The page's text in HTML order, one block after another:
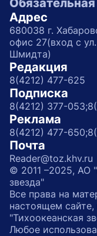
Адрес
680038 г.
офис 27(вход с
Шмидта)
Редакция
8(4212) 477-625
Подписка
8(4212) 377-053;
Реклама
8(4212) 477-650;
Почта
Reader@toz.khv.ru
© 2011 –2025, АО
звезда"
Все права на
настоящем
"Тихоокеанская
Любое